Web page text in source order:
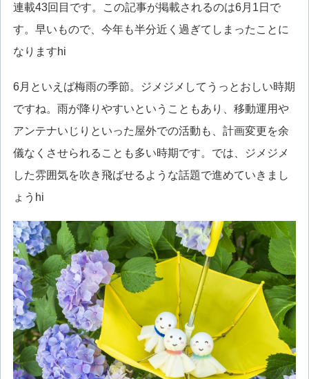
連載43回目です。この記事が掲載されるのは6月1日で
す。早いもので、今年も半分近く過ぎてしまったことに
なりますhi
6月といえば梅雨の季節。ジメジメしてうっとおしい時期
ですね。雨が降りやすいということもあり、移動運用や
アンテナいじりといった屋外での活動も、計画変更を余
儀なくさせられることも多い時期です。では、ジメジメ
した雰囲気を吹き飛ばせるような話題で進めていきまし
ょうhi